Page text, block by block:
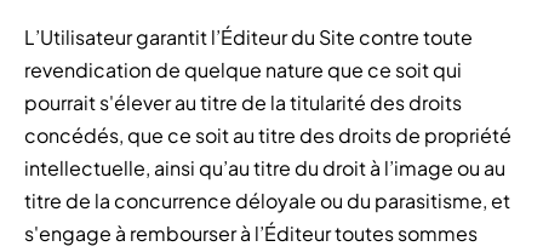
L’Utilisateur garantit l’Éditeur du Site contre toute
revendication de quelque nature que ce soit qui
pourrait s'élever au titre de la titularité des droits
concédés, que ce soit au titre des droits de propriété
intellectuelle, ainsi qu’au titre du droit à l’image ou au
titre de la concurrence déloyale ou du parasitisme, et
s'engage à rembourser à l’Éditeur toutes sommes